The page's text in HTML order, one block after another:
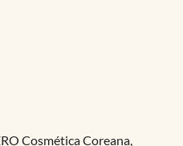
Cosmética Coreana,